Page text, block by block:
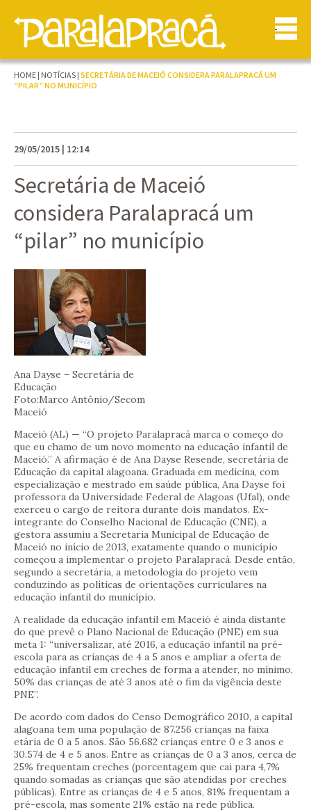
HOME | NOTÍCIAS | SECRETÁRIA DE MACEIÓ CONSIDERA PARALAPRACÁ UM
“PILAR” NO MUNICÍPIO
29/05/2015 | 12:14
Secretária de Maceió
considera Paralapracá um
“pilar” no município
Ana Dayse – Secretária de
Educação
Foto:Marco Antônio/Secom
Maceió
Maceió (AL) — “O projeto Paralapracá marca o começo do
que eu chamo de um novo momento na educação infantil de
Maceió.” A afirmação é de Ana Dayse Resende, secretária de
Educação da capital alagoana. Graduada em medicina, com
especialização e mestrado em saúde pública, Ana Dayse foi
professora da Universidade Federal de Alagoas (Ufal), onde
exerceu o cargo de reitora durante dois mandatos. Ex-
integrante do Conselho Nacional de Educação (CNE), a
gestora assumiu a Secretaria Municipal de Educação de
Maceió no início de 2013, exatamente quando o município
começou a implementar o projeto Paralapracá. Desde então,
segundo a secretária, a metodologia do projeto vem
conduzindo as políticas de orientações curriculares na
educação infantil do município.
A realidade da educação infantil em Maceió é ainda distante
do que prevê o Plano Nacional de Educação (PNE) em sua
meta 1: “universalizar, até 2016, a educação infantil na pré-
escola para as crianças de 4 a 5 anos e ampliar a oferta de
educação infantil em creches de forma a atender, no mínimo,
50% das crianças de até 3 anos até o fim da vigência deste
PNE”.
De acordo com dados do Censo Demográfico 2010, a capital
alagoana tem uma população de 87.256 crianças na faixa
etária de 0 a 5 anos. São 56.682 crianças entre 0 e 3 anos e
30.574 de 4 e 5 anos. Entre as crianças de 0 a 3 anos, cerca de
25% frequentam creches (porcentagem que cai para 4,7%
quando somadas as crianças que são atendidas por creches
públicas). Entre as crianças de 4 e 5 anos, 81% frequentam a
pré-escola, mas somente 21% estão na rede pública.